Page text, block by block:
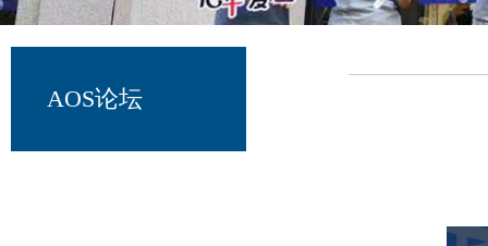
AOS论坛